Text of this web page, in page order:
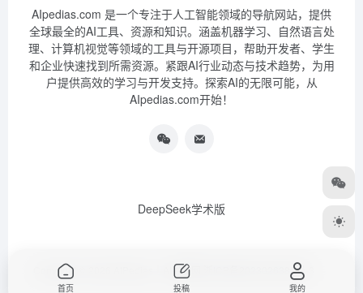
AIpedias.com 是一个专注于人工智能领域的导航网站，提供
全球最全的AI工具、资源和知识。涵盖机器学习、自然语言处
理、计算机视觉等领域的工具与开源项目，帮助开发者、学生
和企业快速找到所需资源。紧跟AI行业动态与技术趋势，为用
户提供高效的学习与开发支持。探索AI的无限可能，从
AIpedias.com开始！
DeepSeek学术版
Copyright © 2026 AIPedias｜AI导航网 浙ICP备2023026385号-3
首页 投稿 我的